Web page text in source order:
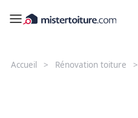
Accueil Rénovation toiture